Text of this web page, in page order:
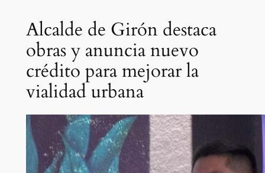
Alcalde de Girón destaca
obras y anuncia nuevo
crédito para mejorar la
vialidad urbana